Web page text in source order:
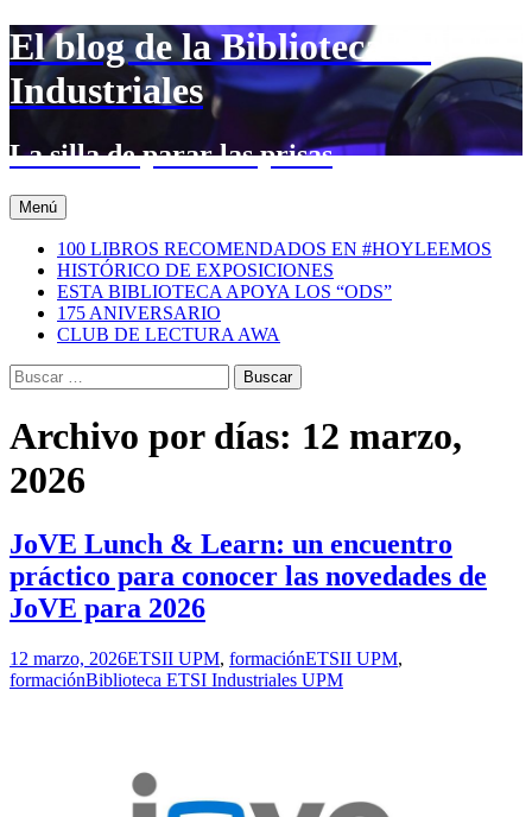
Saltar
al
contenido
El blog de la Biblioteca de
Industriales
La silla de parar las prisas
Menú
100 LIBROS RECOMENDADOS EN #HOYLEEMOS
HISTÓRICO DE EXPOSICIONES
ESTA BIBLIOTECA APOYA LOS “ODS”
175 ANIVERSARIO
CLUB DE LECTURA AWA
Buscar:
Archivo por días: 12 marzo,
2026
JoVE Lunch & Learn: un encuentro
práctico para conocer las novedades de
JoVE para 2026
12 marzo, 2026ETSII UPM, formaciónETSII UPM,
formaciónBiblioteca ETSI Industriales UPM